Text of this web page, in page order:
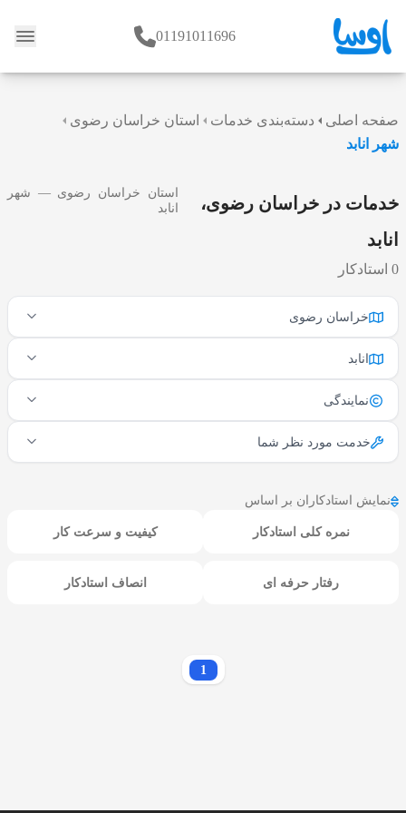
وبلاگ 01191011696
صفحه اصلی دسته‌بندی خدمات
استان خراسان رضوی
شهر انابد
خدمات در خراسان رضوی،
انابد
0 استادکار
استان خراسان رضوی — شهر
انابد
خراسان رضوی
انابد
نمایندگی
خدمت مورد نظر شما
نمایش استادکاران بر اساس
نمره کلی استادکار کیفیت و سرعت کار
رفتار حرفه ای انصاف استادکار
1